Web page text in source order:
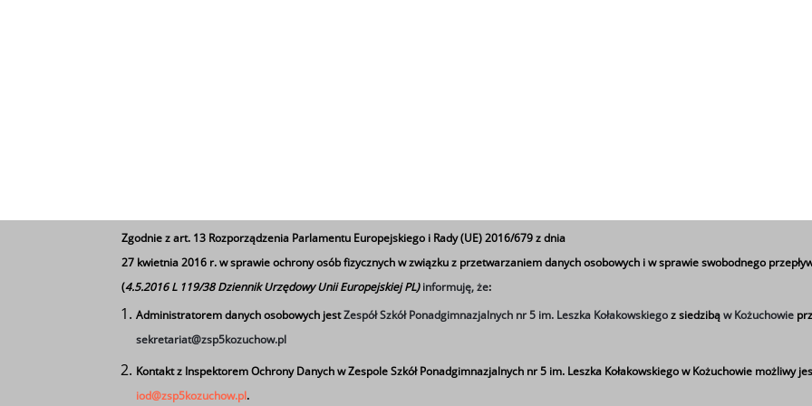
Zgodnie z art. 13 Rozporządzenia Parlamentu Europejskiego i Rady (UE) 2016/679 z dnia
27 kwietnia 2016 r. w sprawie ochrony osób fizycznych w związku z przetwarzaniem danych osobowych i w sprawie swobodnego
(4.5.2016 L 119/38 Dziennik Urzędowy Unii Europejskiej PL)informuję, że:
Administratorem danych osobowych jestZespół Szkół Ponadgimnazjalnych nr 5 im. Leszka Kołakowskiegoz siedzibąw Kożuchowie
sekretariat@zsp5kozuchow.pl
Kontakt z Inspektorem Ochrony Danych w Zespole Szkół Ponadgimnazjalnych nr 5 im. Leszka Kołakowskiego w Kożuchowie możliwy
iod@zsp5kozuchow.pl.